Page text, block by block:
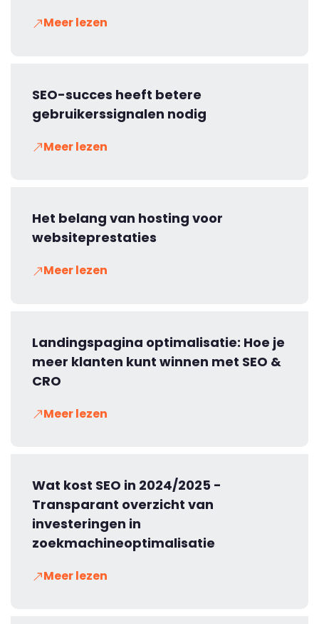
Meer lezen
SEO-succes heeft betere
gebruikerssignalen nodig
Meer lezen
Het belang van hosting voor
websiteprestaties
Meer lezen
Landingspagina optimalisatie: Hoe je
meer klanten kunt winnen met SEO &
CRO
Meer lezen
Wat kost SEO in 2024/2025 -
Transparant overzicht van
investeringen in
zoekmachineoptimalisatie
Meer lezen